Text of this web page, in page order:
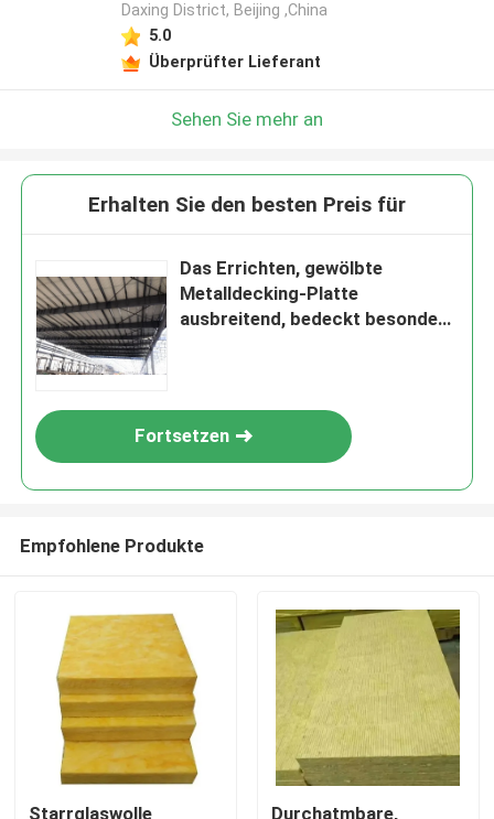
Daxing District, Beijing ,China
5.0
Überprüfter Lieferant
Sehen Sie mehr an
Erhalten Sie den besten Preis für
Das Errichten, gewölbte
Metalldecking-Platte
ausbreitend, bedeckt besonders
Fortsetzen
Empfohlene Produkte
Starrglaswolle
Durchatmbare,